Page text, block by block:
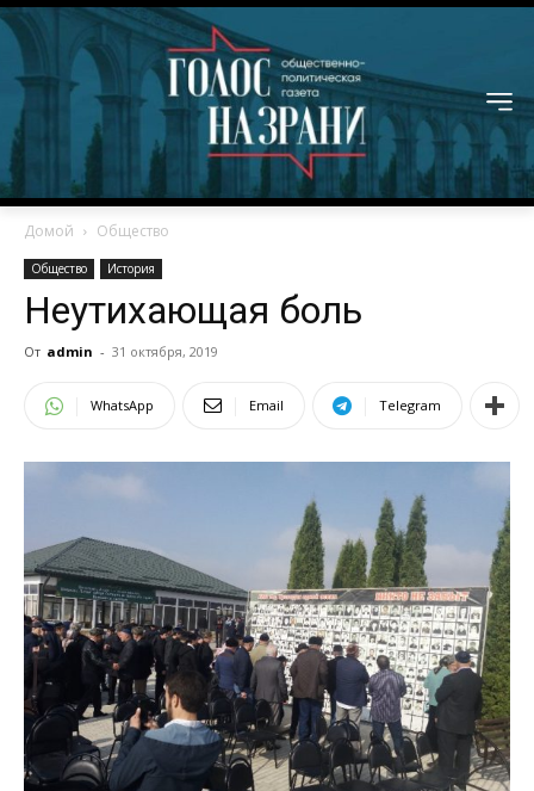
Домой Общество
Общество История
Неутихающая боль
От admin - 31 октября, 2019
WhatsApp Email Telegram